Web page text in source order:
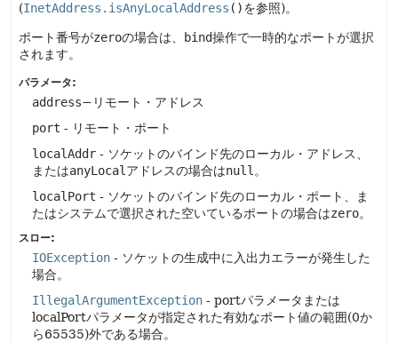
(InetAddress.isAnyLocalAddress ()を参照)。
ポート番号がzeroの場合は、 bind操作で一時的なポートが選択
されます。
パラメータ:
address−リモート・アドレス
port - リモート・ポート
localAddr - ソケットのバインド先のローカル・アドレス、
またはanyLocal アドレスの場合はnull 。
localPort - ソケットのバインド先のローカル・ポート、ま
たはシステムで選択された空いているポートの場合はzero。
スロー:
IOException - ソケットの生成中に入出力エラーが発生した
場合。
IllegalArgumentException - portパラメータまたは
localPortパラメータが指定された有効なポート値の範囲(0か
ら65535)外である場合。